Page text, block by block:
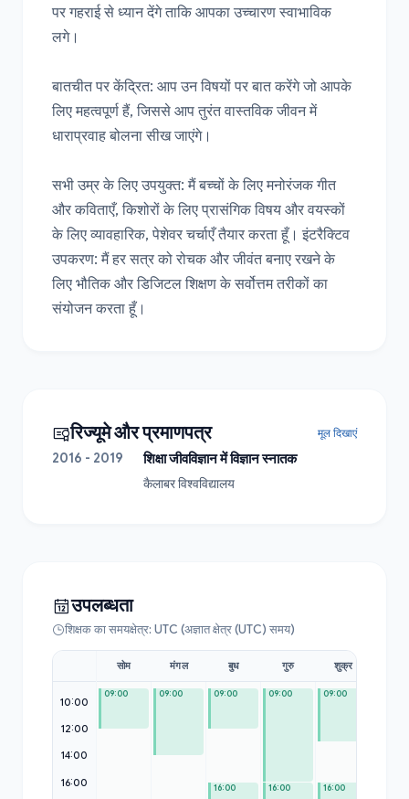
पर गहराई से ध्यान देंगे ताकि आपका उच्चारण स्वाभाविक
लगे।
बातचीत पर केंद्रित: आप उन विषयों पर बात करेंगे जो आपके
लिए महत्वपूर्ण हैं, जिससे आप तुरंत वास्तविक जीवन में
धाराप्रवाह बोलना सीख जाएंगे।
सभी उम्र के लिए उपयुक्त: मैं बच्चों के लिए मनोरंजक गीत
और कविताएँ, किशोरों के लिए प्रासंगिक विषय और वयस्कों
के लिए व्यावहारिक, पेशेवर चर्चाएँ तैयार करता हूँ। इंटरैक्टिव
उपकरण: मैं हर सत्र को रोचक और जीवंत बनाए रखने के
लिए भौतिक और डिजिटल शिक्षण के सर्वोत्तम तरीकों का
संयोजन करता हूँ।
रिज्यूमे और प्रमाणपत्र मूल दिखाएं
2016 - 2019
शिक्षा जीवविज्ञान में विज्ञान स्नातक
कैलाबर विश्वविद्यालय
उपलब्धता
शिक्षक का समयक्षेत्र: UTC (अज्ञात क्षेत्र (UTC) समय)
10:00
12:00
14:00
16:00
सोम
09:00
मंगल
09:00
बुध
09:00
16:00
गुरु
09:00
16:00
शुक्र
09:00
16:00